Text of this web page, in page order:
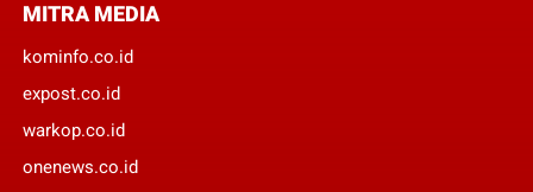
MITRA MEDIA
kominfo.co.id
expost.co.id
warkop.co.id
onenews.co.id